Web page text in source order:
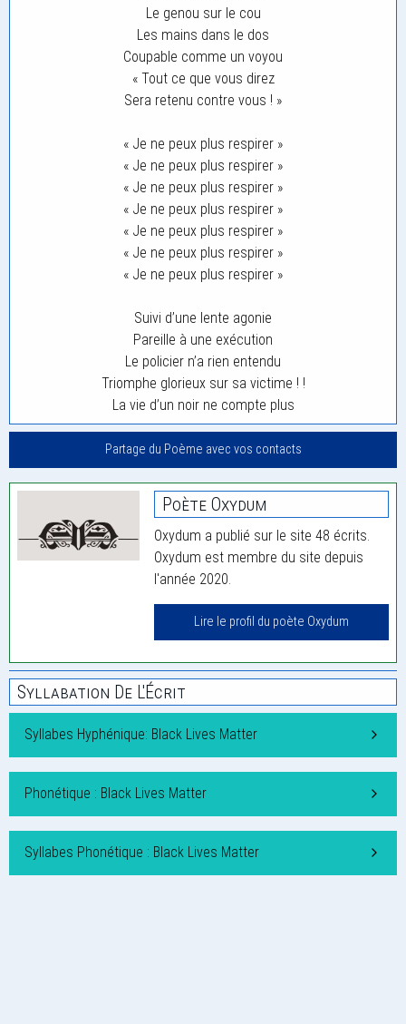
Le genou sur le cou
Les mains dans le dos
Coupable comme un voyou
« Tout ce que vous direz
Sera retenu contre vous ! »
« Je ne peux plus respirer »
« Je ne peux plus respirer »
« Je ne peux plus respirer »
« Je ne peux plus respirer »
« Je ne peux plus respirer »
« Je ne peux plus respirer »
« Je ne peux plus respirer »
Suivi d’une lente agonie
Pareille à une exécution
Le policier n’a rien entendu
Triomphe glorieux sur sa victime ! !
La vie d’un noir ne compte plus
Partage du Poème avec vos contacts
Poète Oxydum
Oxydum a publié sur le site 48 écrits.
Oxydum est membre du site depuis
l'année 2020.
Lire le profil du poète Oxydum
Syllabation De L'Écrit
Syllabes Hyphénique: Black Lives Matter
Phonétique : Black Lives Matter
Syllabes Phonétique : Black Lives Matter